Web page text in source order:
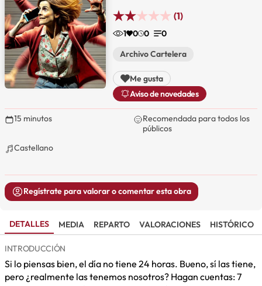
(1)
1 0 0
0
Archivo Cartelera
Me gusta
Aviso de novedades
15 minutos
Recomendada para todos los
públicos
Castellano
Regístrate para valorar o comentar esta obra
DETALLES MEDIA REPARTO VALORACIONES HISTÓRICO
INTRODUCCIÓN
Si lo piensas bien, el día no tiene 24 horas. Bueno, sí las tiene,
pero ¿realmente las tenemos nosotros? Hagan cuentas: 7